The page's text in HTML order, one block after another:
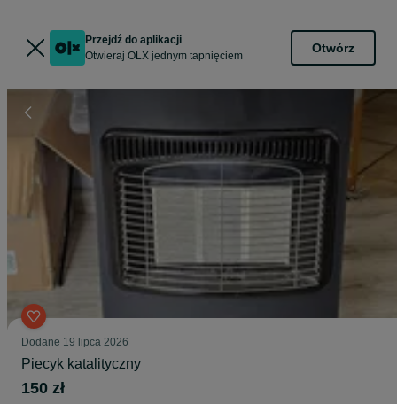
Przejdź do aplikacji
Otwieraj OLX jednym tapnięciem
Otwórz
Dodane 19 lipca 2026
Piecyk katalityczny
150 zł